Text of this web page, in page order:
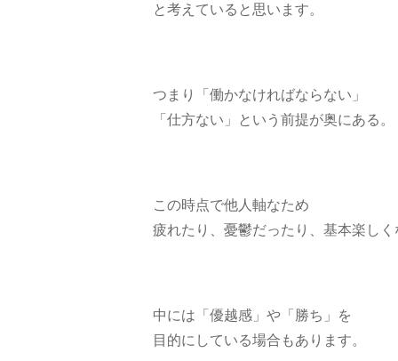
と考えていると思います。
つまり「働かなければならない」
「仕方ない」という前提が奥にある。
この時点で他人軸なため
疲れたり、憂鬱だったり、基本楽しく
中には「優越感」や「勝ち」を
目的にしている場合もあります。